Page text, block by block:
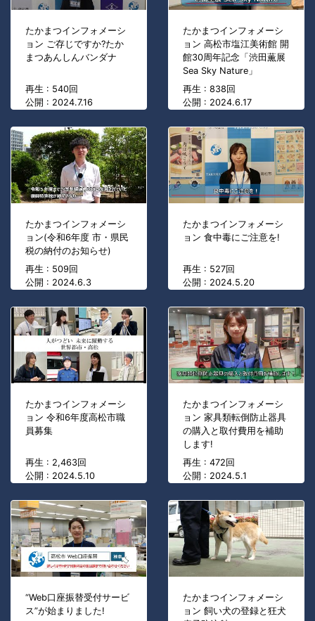
たかまつインフォメーシ
ョン ご存じですか?たか
まつあんしんバンダナ
再生 : 540回
公開 : 2024.7.16
たかまつインフォメーシ
ョン 高松市塩江美術館 開
館30周年記念「渋田薫展
Sea Sky Nature」
再生 : 838回
公開 : 2024.6.17
たかまつインフォメーシ
ョン(令和6年度 市・県民
税の納付のお知らせ)
再生 : 509回
公開 : 2024.6.3
たかまつインフォメーシ
ョン 食中毒にご注意を!
再生 : 527回
公開 : 2024.5.20
たかまつインフォメーシ
ョン 令和6年度高松市職
員募集
再生 : 2,463回
公開 : 2024.5.10
たかまつインフォメーシ
ョン 家具類転倒防止器具
の購入と取付費用を補助
します!
再生 : 472回
公開 : 2024.5.1
“Web口座振替受付サービ
ス”が始まりました!
たかまつインフォメーシ
ョン 飼い犬の登録と狂犬